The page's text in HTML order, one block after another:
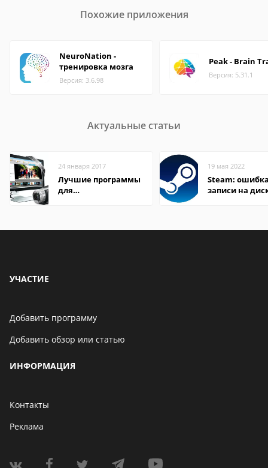
Похожие приложения
NeuroNation -
тренировка мозга
Версия: 3.6.98
Peak - Brain
Версия: 5.31.1
Актуальные статьи
24 января 2017
Лучшие программы
для
19 мая 2022
Steam:
записи на
УЧАСТИЕ
Добавить программу
Добавить обзор или статью
ИНФОРМАЦИЯ
Контакты
Реклама